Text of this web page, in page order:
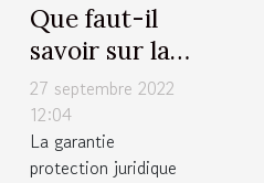
Que faut-il
savoir sur la
garantie
protection
juridique pour
27 septembre 2022
12:04
La garantie
protection juridique